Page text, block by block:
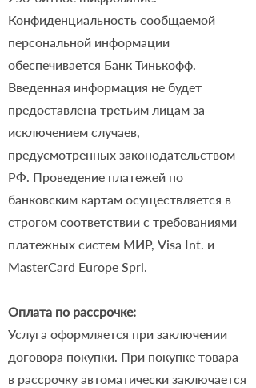
Конфиденциальность сообщаемой
персональной информации
обеспечивается Банк Тинькофф.
Введенная информация не будет
предоставлена третьим лицам за
исключением случаев,
предусмотренных законодательством
РФ. Проведение платежей по
банковским картам осуществляется в
строгом соответствии с требованиями
платежных систем МИР, Visa Int. и
MasterCard Europe Sprl.
Оплата по рассрочке:
Услуга оформляется при заключении
договора покупки. При покупке товара
в рассрочку автоматически заключается